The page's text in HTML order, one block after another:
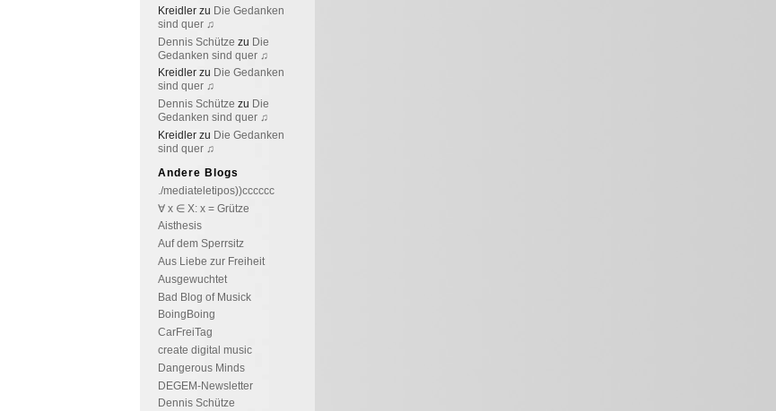
Kreidler zu Die Gedanken
sind quer ♫
Dennis Schütze zu Die
Gedanken sind quer ♫
Kreidler zu Die Gedanken
sind quer ♫
Dennis Schütze zu Die
Gedanken sind quer ♫
Kreidler zu Die Gedanken
sind quer ♫
Andere Blogs
./mediateletipos))cccccc
∀ x ∈ X: x = Grütze
Aisthesis
Auf dem Sperrsitz
Aus Liebe zur Freiheit
Ausgewuchtet
Bad Blog of Musick
BoingBoing
CarFreiTag
create digital music
Dangerous Minds
DEGEM-Newsletter
Dennis Schütze